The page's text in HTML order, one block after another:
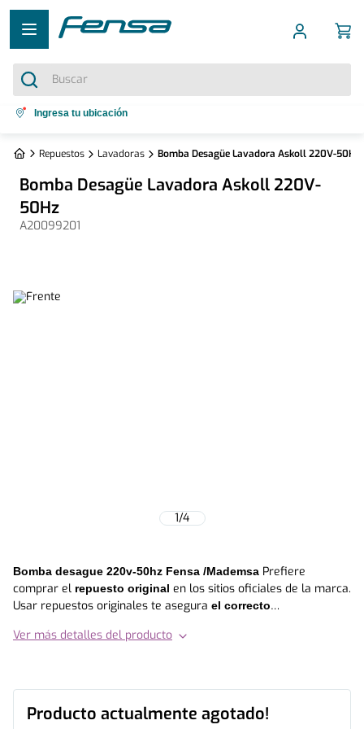
Buscar
Términos más buscados
3. bottom freezer
4. refrigerador no frost
Ingresa tu ubicación
Repuestos Lavadoras Bomba Desagüe Lavadora Askoll 220V-50Hz
Bomba Desagüe Lavadora Askoll 220V-
50Hz
A20099201
1/4
Bomba desague 220v-50hz Fensa /Mademsa Prefiere
comprar el repuesto original en los sitios oficiales de la marca.
Usar repuestos originales te asegura el correcto
mismo, en otras palabras, prefiere siempre invertir en calidad
ACQUARIUS PLUS 875 R • ACQUARIUS PLUS 875MG • ACQUARIUS
PLUS 875 V • ACQUARIUS PLUS 875BU • INTELLIGENT 9870 DK •
MARGHERITA 810 G • MARGHERITA 820 B • INTELLIGENT 9070 B •
Ver más detalles del producto
Producto actualmente agotado!